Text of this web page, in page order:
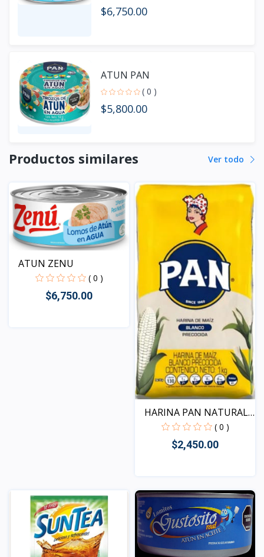
$6,750.00
ATUN PAN
( 0 )
$5,800.00
Productos similares Ver todo
ATUN ZENU
( 0 )
$6,750.00
HARINA PAN NATURAL
libr...
( 0 )
$2,450.00
Vista